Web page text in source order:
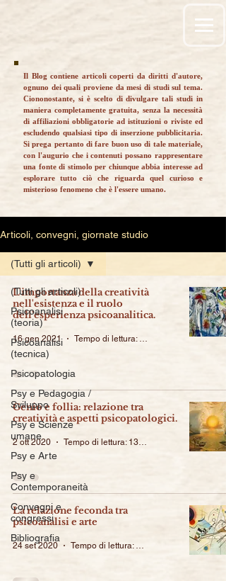
Il Blog contiene articoli coperti da diritti d'autore,
ognuno dei quali proviene da mesi di studi sul tema.
Ciononostante, si è scelto di divulgare tali studi in
maniera completamente gratuita, senza la necessità
di affiliazioni obbligatorie ad istituzioni o riviste ed
escludendo qualsiasi tipo di inserzione pubblicitaria.
Si prega pertanto di fare buon uso di tale materiale,
con l'augurio che i contenuti possano rappresentare
una fonte di stimolo per chiunque abbia interesse ad
esplorare tutto ciò che riguarda quel curioso e
misterioso fenomeno che è l'essere umano.
Articoli, convegni, giornate studio
(Tutti gli articoli)
Psicoanalisi
(teoria)
Psicoanalisi
(tecnica)
Psicopatologia
Psy e Pedagogia /
Sviluppo
Psy e Scienze
umane
Psy e Arte
Psy e
Contemporaneità
Convegni e
congressi
Bibliografia
(Tutti gli articoli)
L'importanza della creatività
nell'esistenza e il ruolo
dell'esperienza psicoanalitica.
16 gen 2021 Tempo di lettura: 17 min
Genio e follia: relazione tra
creatività e aspetti psicopatologici.
2 ott 2020 Tempo di lettura: 13 min
La relazione feconda tra
psicoanalisi e arte
24 set 2020 Tempo di lettura: 18 min